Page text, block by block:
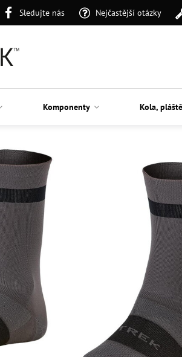
Sledujte nás Nejčastější otázky
Komponenty Kola,